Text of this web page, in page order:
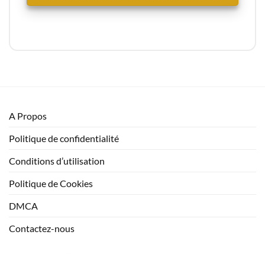
A Propos
Politique de confidentialité
Conditions d’utilisation
Politique de Cookies
DMCA
Contactez-nous